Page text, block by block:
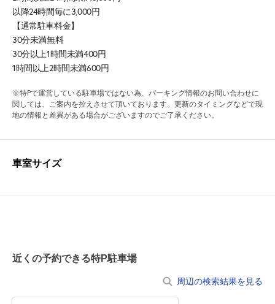
以降24時間毎に3,000円
【通常駐車料金】
30分未満無料
30分以上1時間未満400円
1時間以上2時間未満600円
※特Pで運営している駐車場ではない為、パーキング情報のお問い合わせに
関しては、ご案内を控えさせて頂いております。更新のタイミングなどで現
地の情報と差異がある場合がございますのでご了承ください。
車室サイズ
近くの予約できる特P駐車場
周辺の検索結果を見る